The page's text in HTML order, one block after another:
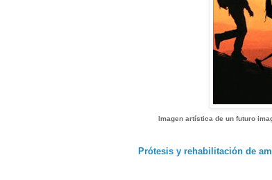
Imagen artística de un futuro
Prótesis y rehabilitación de